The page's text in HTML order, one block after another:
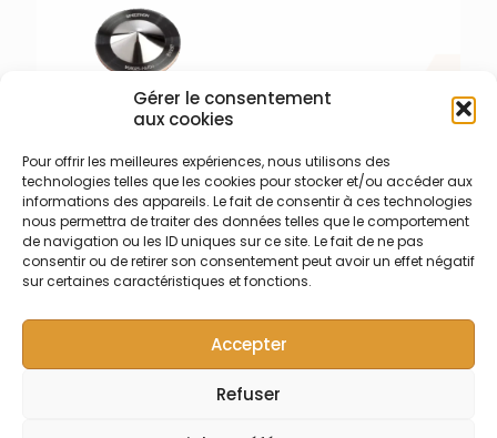
Gérer le consentement
aux cookies
Pour offrir les meilleures expériences, nous utilisons des
technologies telles que les cookies pour stocker et/ou accéder aux
informations des appareils. Le fait de consentir à ces technologies
nous permettra de traiter des données telles que le comportement
de navigation ou les ID uniques sur ce site. Le fait de ne pas
consentir ou de retirer son consentement peut avoir un effet négatif
sur certaines caractéristiques et fonctions.
Accepter
Refuser
003-006-072 – Cône
échantillonneur Nickel
Cône échantillonneur
(sampler) en nickel base
Cuivre pour Thermo iCAP Q
et Série X – Certifié selon
massique non plaqué)